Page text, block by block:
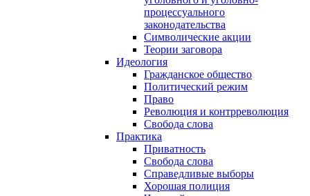
процессуального
законодательства
Символические акции
Теории заговора
Идеология
Гражданское общество
Политический режим
Право
Революция и контрреволюция
Свобода слова
Практика
Приватность
Свобода слова
Справедливые выборы
Хорошая полиция